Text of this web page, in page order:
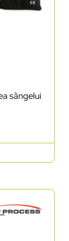
sângelui